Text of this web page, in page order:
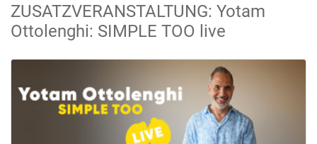
ZUSATZVERANSTALTUNG: Yotam
Ottolenghi: SIMPLE TOO live